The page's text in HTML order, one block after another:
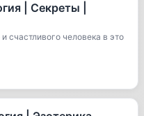
| Секреты |
счастливого человека в это